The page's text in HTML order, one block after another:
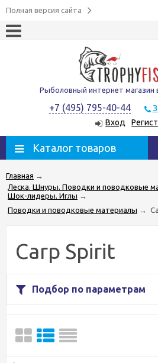
Полная версия сайта
Рыболовный интернет магазин
+7 (495) 795-40-44
Вход
Каталог товаров
Главная
→
Леска. Шнуры. Поводки и поводковые
Шок-лидеры. Иглы →
Поводки и поводковые материалы →
Carp Spirit
Подбор по параметрам